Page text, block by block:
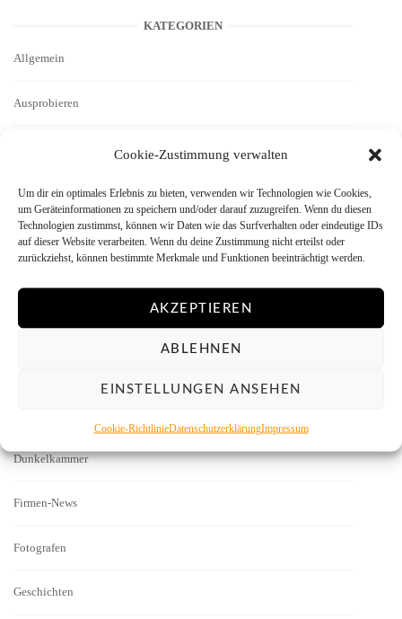
Cookie-Zustimmung verwalten
Um dir ein optimales Erlebnis zu bieten, verwenden wir Technologien wie Cookies,
um Geräteinformationen zu speichern und/oder darauf zuzugreifen. Wenn du diesen
Technologien zustimmst, können wir Daten wie das Surfverhalten oder eindeutige IDs
auf dieser Website verarbeiten. Wenn du deine Zustimmung nicht erteilst oder
zurückziehst, können bestimmte Merkmale und Funktionen beeinträchtigt werden.
AKZEPTIEREN
ABLEHNEN
EINSTELLUNGEN ANSEHEN
Cookie-RichtlinieDatenschutzerklärungImpressum
KATEGORIEN
Allgemein
Ausprobieren
Basics
Bezugsquellen
Bilddarstellung
Dunkelkammer
Firmen-News
Fotografen
Geschichten